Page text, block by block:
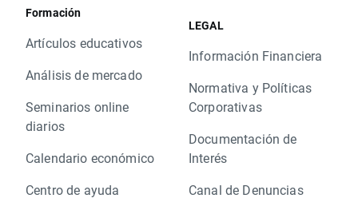
Formación
Artículos educativos
Análisis de mercado
Seminarios online
diarios
Calendario económico
Centro de ayuda
LEGAL
Información Financiera
Normativa y Políticas
Corporativas
Documentación de
Interés
Canal de Denuncias